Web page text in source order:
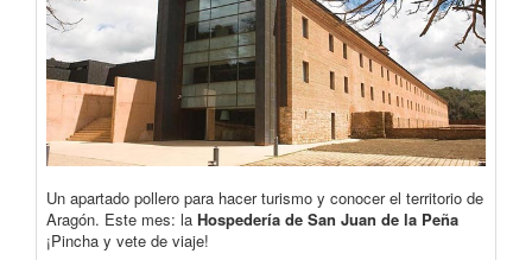
Un apartado pollero para hacer turismo y conocer el territorio de
Aragón. Este mes: la Hospedería de San Juan de la Peña
¡Pincha y vete de viaje!